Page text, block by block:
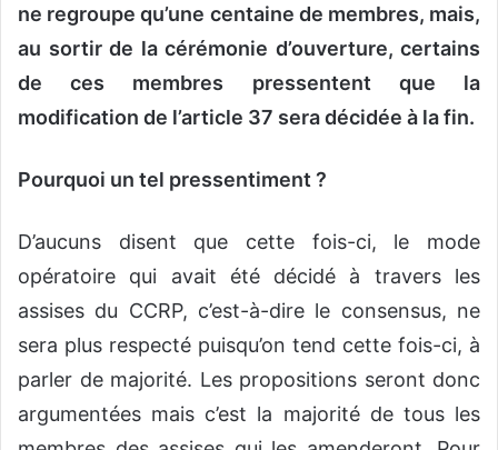
ne regroupe qu’une centaine de membres, mais,
au sortir de la cérémonie d’ouverture, certains
de ces membres pressentent que la
modification de l’article 37 sera décidée à la fin.
Pourquoi un tel pressentiment ?
D’aucuns disent que cette fois-ci, le mode
opératoire qui avait été décidé à travers les
assises du CCRP, c’est-à-dire le consensus, ne
sera plus respecté puisqu’on tend cette fois-ci, à
parler de majorité. Les propositions seront donc
argumentées mais c’est la majorité de tous les